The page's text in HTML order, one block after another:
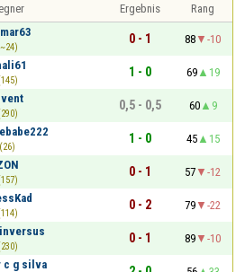
Ergebnis
Rang
0 - 1 88
-10
1 - 0 69
19
0,5 - 0,5 60
9
(26)
1 - 0 45
15
0 - 1 57
-12
0 - 2 79
-22
0 - 1 89
-10
c g silva